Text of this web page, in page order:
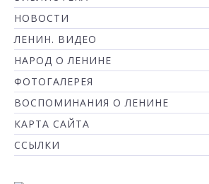
НОВОСТИ
ЛЕНИН. ВИДЕО
НАРОД О ЛЕНИНЕ
ФОТОГАЛЕРЕЯ
ВОСПОМИНАНИЯ О ЛЕНИНЕ
КАРТА САЙТА
ССЫЛКИ